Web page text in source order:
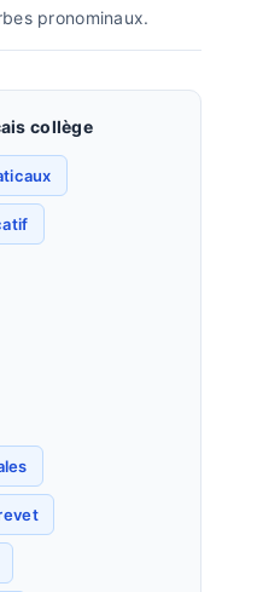
pronominaux.
collège